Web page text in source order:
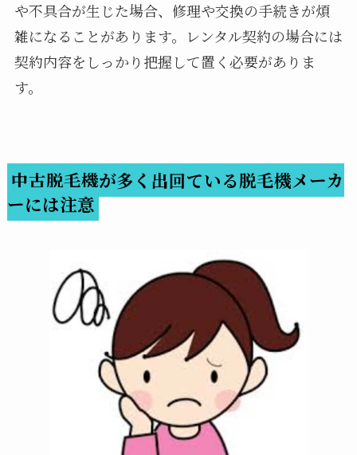
や不具合が生じた場合、修理や交換の手続きが煩
雑になることがあります。レンタル契約の場合には
契約内容をしっかり把握して置く必要がありま
す。
中古脱毛機が多く出回ている脱毛機メーカ
ーには注意